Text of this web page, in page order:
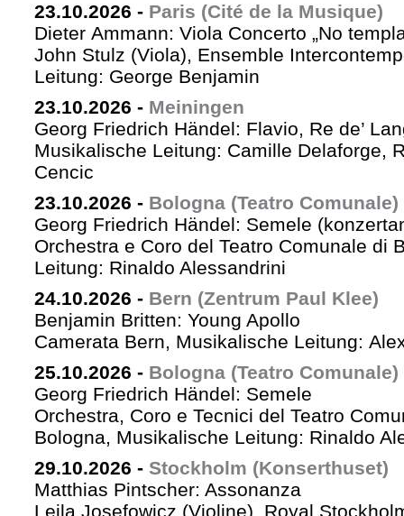
23.10.2026 - Paris (Cité de la Musique)
Dieter Ammann: Viola Concerto „No
John Stulz (Viola), Ensemble
Leitung: George Benjamin
23.10.2026 - Meiningen
Georg Friedrich Händel: Flavio, Re de’
Musikalische Leitung: Camille Delaforge,
Cencic
23.10.2026 - Bologna (Teatro Comunale)
Georg Friedrich Händel: Semele
Orchestra e Coro del Teatro Comunale di
Leitung: Rinaldo Alessandrini
24.10.2026 - Bern (Zentrum Paul Klee)
Benjamin Britten: Young Apollo
Camerata Bern, Musikalische Leitung:
25.10.2026 - Bologna (Teatro Comunale)
Georg Friedrich Händel: Semele
Orchestra, Coro e Tecnici del Teatro
Bologna, Musikalische Leitung: Rinaldo
29.10.2026 - Stockholm (Konserthuset)
Matthias Pintscher: Assonanza
Leila Josefowicz (Violine), Royal